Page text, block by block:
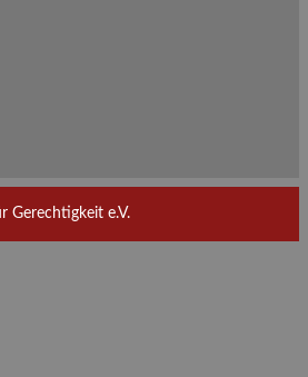
Gerechtigkeit e.V.